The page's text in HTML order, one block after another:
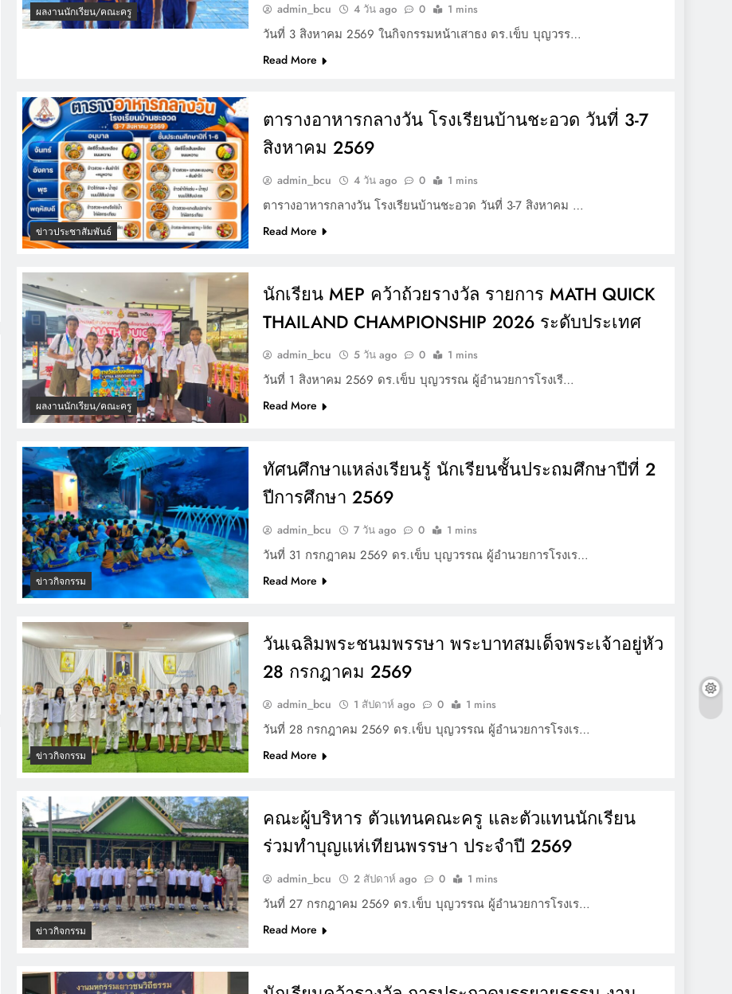
ผลงานนักเรียน/คณะครู admin_bcu 4 วัน ago 0 1 mins
วันที่ 3 สิงหาคม 2569 ในกิจกรรมหน้าเสาธง ดร.เข็บ บุญวรร…
Read More
ข่าวประชาสัมพันธ์
ตารางอาหารกลางวัน โรงเรียนบ้านชะอวด วันที่ 3-7
สิงหาคม 2569
admin_bcu 4 วัน ago 0 1 mins
ตารางอาหารกลางวัน โรงเรียนบ้านชะอวด วันที่ 3-7 สิงหาคม …
Read More
ผลงานนักเรียน/คณะครู
นักเรียน MEP คว้าถ้วยรางวัล รายการ MATH QUICK
THAILAND CHAMPIONSHIP 2026 ระดับประเทศ
admin_bcu 5 วัน ago 0 1 mins
วันที่ 1 สิงหาคม 2569 ดร.เข็บ บุญวรรณ ผู้อำนวยการโรงเรี…
Read More
ข่าวกิจกรรม
ทัศนศึกษาแหล่งเรียนรู้ นักเรียนชั้นประถมศึกษาปีที่ 2
ปีการศึกษา 2569
admin_bcu 7 วัน ago 0 1 mins
วันที่ 31 กรกฎาคม 2569 ดร.เข็บ บุญวรรณ ผู้อำนวยการโรงเร…
Read More
ข่าวกิจกรรม
วันเฉลิมพระชนมพรรษา พระบาทสมเด็จพระเจ้าอยู่หัว
28 กรกฎาคม 2569
admin_bcu 1 สัปดาห์ ago 0 1 mins
วันที่ 28 กรกฎาคม 2569 ดร.เข็บ บุญวรรณ ผู้อำนวยการโรงเร…
Read More
ข่าวกิจกรรม
คณะผู้บริหาร ตัวแทนคณะครู และตัวแทนนักเรียน
ร่วมทำบุญแห่เทียนพรรษา ประจำปี 2569
admin_bcu 2 สัปดาห์ ago 0 1 mins
วันที่ 27 กรกฎาคม 2569 ดร.เข็บ บุญวรรณ ผู้อำนวยการโรงเร…
Read More